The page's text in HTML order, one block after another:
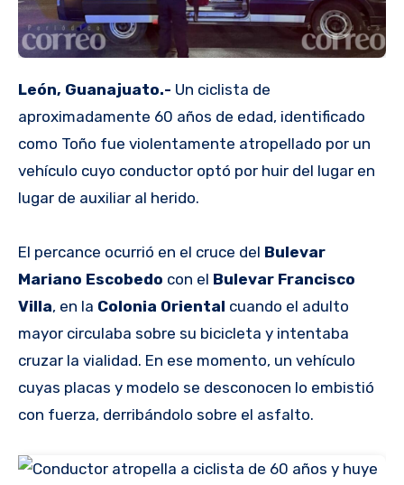
León, Guanajuato.- Un ciclista de
aproximadamente 60 años de edad, identificado
como Toño fue violentamente atropellado por un
vehículo cuyo conductor optó por huir del lugar en
lugar de auxiliar al herido.
El percance ocurrió en el cruce del Bulevar
Mariano Escobedo con el Bulevar Francisco
Villa, en la Colonia Oriental cuando el adulto
mayor circulaba sobre su bicicleta y intentaba
cruzar la vialidad. En ese momento, un vehículo
cuyas placas y modelo se desconocen lo embistió
con fuerza, derribándolo sobre el asfalto.